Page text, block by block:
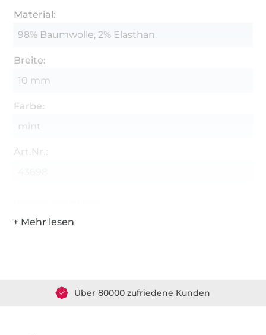
Material:
98% Baumwolle, 2% Elasthan
Breite:
10 mm
Farbe:
mint
Art.Nr.:
Über 80000 zufriedene Kunden